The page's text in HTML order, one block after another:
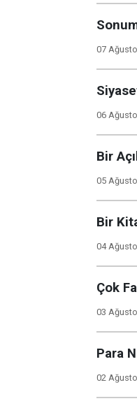
07
06
Bir
05
Bir
04
Çok
03
Para
02